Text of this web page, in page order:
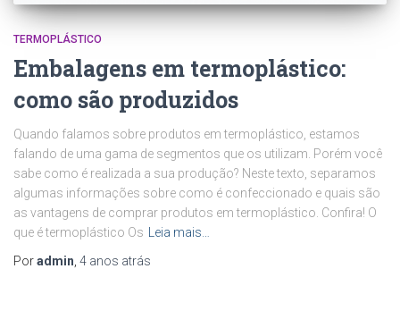
TERMOPLÁSTICO
Embalagens em termoplástico:
como são produzidos
Quando falamos sobre produtos em termoplástico, estamos
falando de uma gama de segmentos que os utilizam. Porém você
sabe como é realizada a sua produção? Neste texto, separamos
algumas informações sobre como é confeccionado e quais são
as vantagens de comprar produtos em termoplástico. Confira! O
que é termoplástico Os
Leia mais…
Poradmin 4 anos atrás